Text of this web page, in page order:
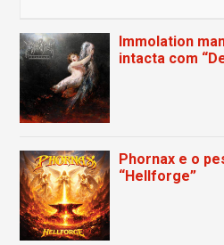
Immolation
intacta com
Phornax e o
“Hellforge”